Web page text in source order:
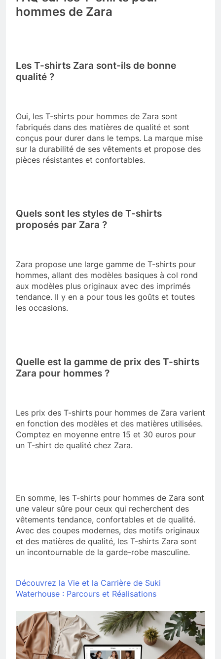
hommes de Zara
Les T-shirts Zara sont-ils de bonne
qualité ?
Oui, les T-shirts pour hommes de Zara sont
fabriqués dans des matières de qualité et sont
conçus pour durer dans le temps. La marque mise
sur la durabilité de ses vêtements et propose des
pièces résistantes et confortables.
Quels sont les styles de T-shirts
proposés par Zara ?
Zara propose une large gamme de T-shirts pour
hommes, allant des modèles basiques à col rond
aux modèles plus originaux avec des imprimés
tendance. Il y en a pour tous les goûts et toutes
les occasions.
Quelle est la gamme de prix des T-shirts
Zara pour hommes ?
Les prix des T-shirts pour hommes de Zara varient
en fonction des modèles et des matières utilisées.
Comptez en moyenne entre 15 et 30 euros pour
un T-shirt de qualité chez Zara.
En somme, les T-shirts pour hommes de Zara sont
une valeur sûre pour ceux qui recherchent des
vêtements tendance, confortables et de qualité.
Avec des coupes modernes, des motifs originaux
et des matières de qualité, les T-shirts Zara sont
un incontournable de la garde-robe masculine.
Découvrez la Vie et la Carrière de Suki
Waterhouse : Parcours et Réalisations